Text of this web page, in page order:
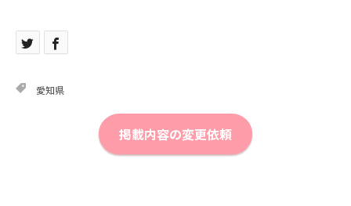
愛知県
掲載内容の変更依頼